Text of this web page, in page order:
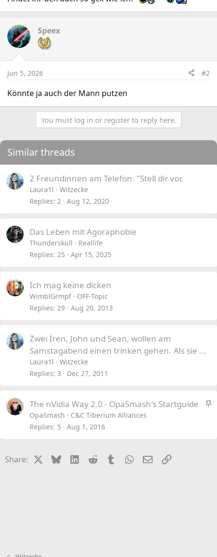
Speex
Jun 5, 2026 #2
Könnte ja auch der Mann putzen
You must log in or register to reply here.
Similar threads
2 Freundinnen am Telefon: "Stell dir vor,
Laura1l
Witzecke
Replies 2 Aug 12, 2020
Das Leben mit Agoraphobie
Thunderskull
Reallife
Replies 25 Apr 15, 2025
Ich mag keine dicken
WimblGrmpf
OFF-Topic
Replies 29 Aug 20, 2013
Zwei Iren, John und Sean, wollen am
Samstagabend einen trinken gehen. Als sie ...
Laura1l
Witzecke
Replies 3 Dec 27, 2011
S
The nVidia Way 2.0 - OpaSmash's Startguide
OpaSmash
C&C Tiberium Alliances
Replies 5 Aug 1, 2016
Share: BlueskyLinkedIn
Reddit TumblrWhatsApp
EmailLink